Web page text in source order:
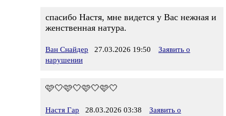
спасибо Настя, мне видется у Вас нежная и
женственная натура.
Ван Снайдер 27.03.2026 19:50
Заявить о
нарушении
🩷🤍🩷🤍🩷🤍🩷🤍
Настя Гар 28.03.2026 03:38
Заявить о